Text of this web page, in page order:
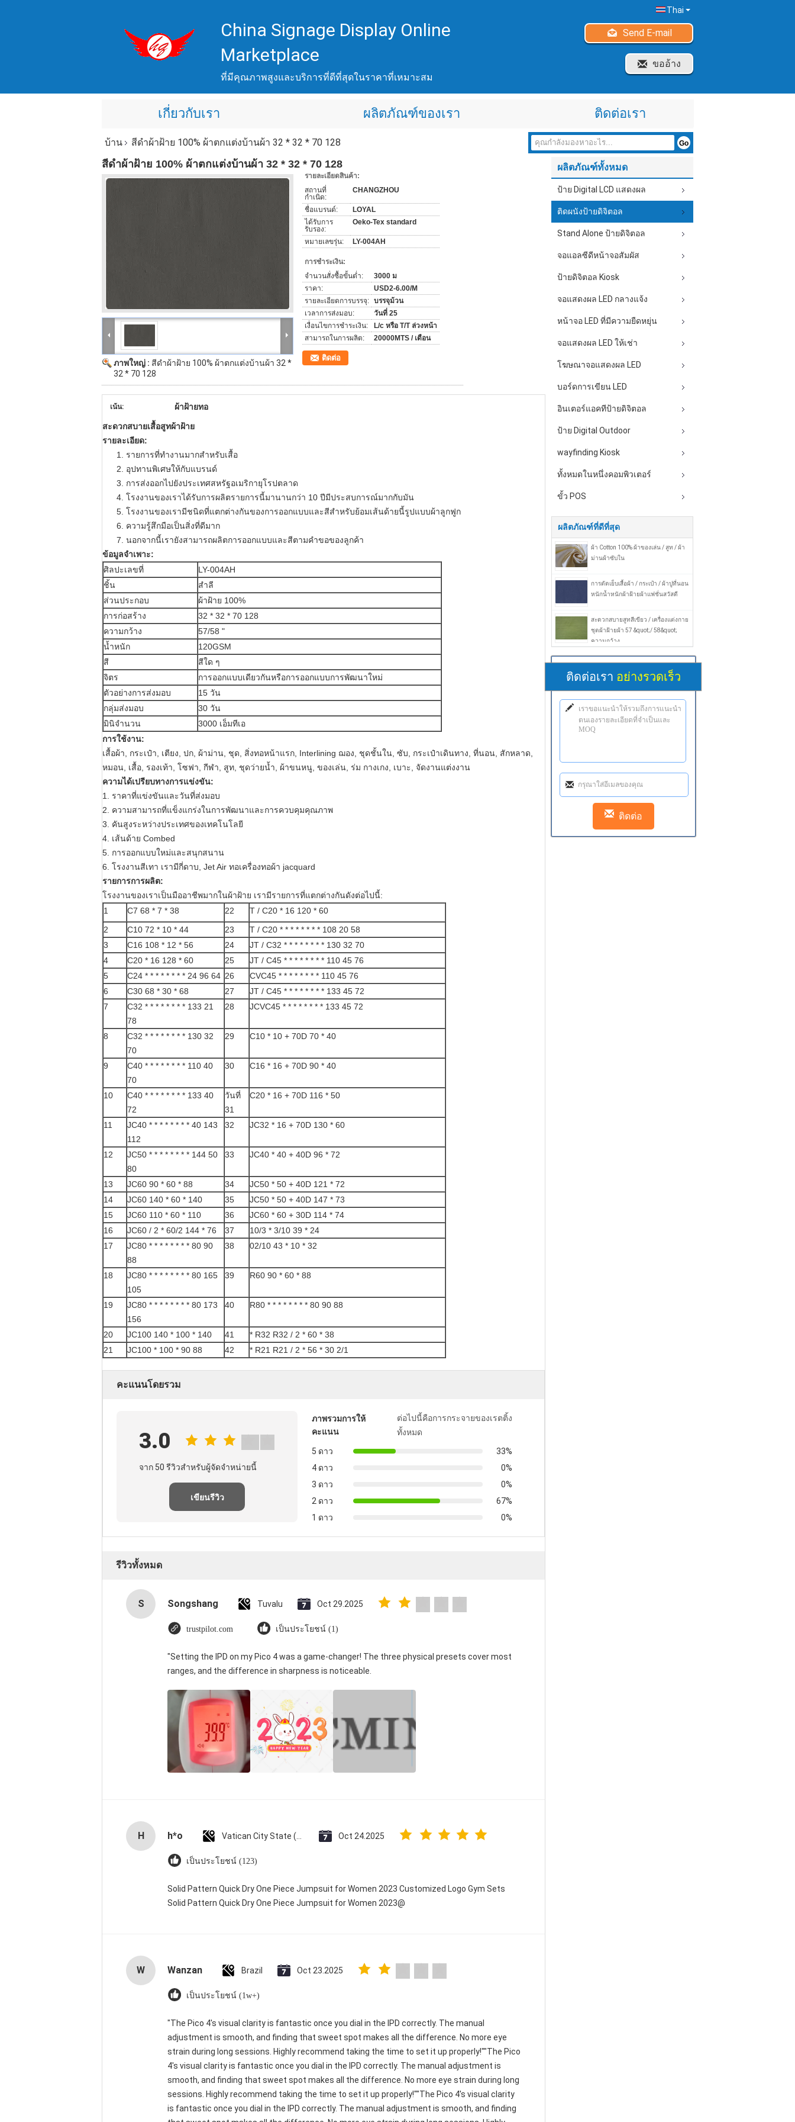
China Signage Display Online
Marketplace
ที่มีคุณภาพสูงและบริการที่ดีที่สุดในราคาที่เหมาะสม
Thai
Send E-mail
ขออ้าง
เกี่ยวกับเรา ผลิตภัณฑ์ของเรา ติดต่อเรา
บ้าน สีดำผ้าฝ้าย 100% ผ้าตกแต่งบ้านผ้า 32 * 32 * 70 128
สีดำผ้าฝ้าย 100% ผ้าตกแต่งบ้านผ้า 32 * 32 * 70 128
ภาพใหญ่ : สีดำผ้าฝ้าย 100% ผ้าตกแต่งบ้านผ้า 32 *
32 * 70 128
รายละเอียดสินค้า:
สถานที่
กำเนิด:
CHANGZHOU
ชื่อแบรนด์:
LOYAL
ได้รับการ
รับรอง:
Oeko-Tex standard
หมายเลขรุ่น: LY-004AH
การชำระเงิน:
จำนวนสั่งซื้อขั้นต่ำ:
3000 ม
ราคา:
USD2-6.00/M
รายละเอียดการบรรจุ: บรรจุม้วน
เวลาการส่งมอบ:
วันที่ 25
เงื่อนไขการชำระเงิน:
L/c หรือ T/T ล่วงหน้า
สามารถในการผลิต:
20000MTS / เดือน
ติดต่อ
เน้น: ผ้าฝ้ายทอ
สะดวกสบายเสื้อสูทผ้าฝ้าย
รายละเอียด:
1. รายการที่ทำงานมากสำหรับเสื้อ
2. อุปทานพิเศษให้กับแบรนด์
3. การส่งออกไปยังประเทศสหรัฐอเมริกายุโรปตลาด
4. โรงงานของเราได้รับการผลิตรายการนี้มานานกว่า 10 ปีมีประสบการณ์มากกับมัน
5. โรงงานของเรามีชนิดที่แตกต่างกันของการออกแบบและสีสำหรับย้อมเส้นด้ายนี้รูปแบบผ้าลูกฟูก
6. ความรู้สึกมือเป็นสิ่งที่ดีมาก
7. นอกจากนี้เรายังสามารถผลิตการออกแบบและสีตามคำขอของลูกค้า
ข้อมูลจำเพาะ:
ศิลปะเลขที่
LY-004AH
ชิ้น
สำลี
ส่วนประกอบ
ผ้าฝ้าย 100%
การก่อสร้าง
32 * 32 * 70 128
ความกว้าง
57/58 "
น้ำหนัก
120GSM
สี
สีใด ๆ
จิตร
การออกแบบเดียวกันหรือการออกแบบการพัฒนาใหม่
ตัวอย่างการส่งมอบ
15 วัน
กลุ่มส่งมอบ
30 วัน
มินิจำนวน
3000 เอ็มทีเอ
การใช้งาน:
เสื้อผ้า, กระเป๋า, เตียง, ปก, ผ้าม่าน, ชุด, สิ่งทอหน้าแรก, Interlining ฌอง, ชุดชั้นใน, ซับ, กระเป๋าเดินทาง, ที่นอน, สักหลาด,
หมอน, เสื้อ, รองเท้า, โซฟา, กีฬา, สูท, ชุดว่ายน้ำ, ผ้าขนหนู, ของเล่น, ร่ม กางเกง, เบาะ, จัดงานแต่งงาน
ความได้เปรียบทางการแข่งขัน:
1. ราคาที่แข่งขันและวันที่ส่งมอบ
2. ความสามารถที่แข็งแกร่งในการพัฒนาและการควบคุมคุณภาพ
3. คันสูงระหว่างประเทศของเทคโนโลยี
4. เส้นด้าย Combed
5. การออกแบบใหม่และสนุกสนาน
6. โรงงานสีเทา เรามีกี่ดาบ, Jet Air ทอเครื่องทอผ้า jacquard
รายการการผลิต:
โรงงานของเราเป็นมืออาชีพมากในผ้าฝ้าย เรามีรายการที่แตกต่างกันดังต่อไปนี้:
1
C7 68 * 7 * 38 22
T / C20 * 16 120 * 60
2
C10 72 * 10 * 44 23
T / C20 * * * * * * * * 108 20 58
3
C16 108 * 12 * 56 24
JT / C32 * * * * * * * * 130 32 70
4
C20 * 16 128 * 60 25
JT / C45 * * * * * * * * 110 45 76
5
C24 * * * * * * * * 24 96 64 26
CVC45 * * * * * * * * 110 45 76
6
C30 68 * 30 * 68 27
JT / C45 * * * * * * * * 133 45 72
7
C32 * * * * * * * * 133 21
78
28 JCVC45 * * * * * * * * 133 45 72
8
C32 * * * * * * * * 130 32
70
29 C10 * 10 + 70D 70 * 40
9
C40 * * * * * * * * 110 40
70
30 C16 * 16 + 70D 90 * 40
10
C40 * * * * * * * * 133 40
72
วันที่
31
C20 * 16 + 70D 116 * 50
11
JC40 * * * * * * * * 40 143
112
32 JC32 * 16 + 70D 130 * 60
12
JC50 * * * * * * * * 144 50
80
33 JC40 * 40 + 40D 96 * 72
13 JC60 90 * 60 * 88 34
JC50 * 50 + 40D 121 * 72
14
JC60 140 * 60 * 140 35
JC50 * 50 + 40D 147 * 73
15
JC60 110 * 60 * 110 36
JC60 * 60 + 30D 114 * 74
16
JC60 / 2 * 60/2 144 * 76 37
10/3 * 3/10 39 * 24
17
JC80 * * * * * * * * 80 90
88
38 02/10 43 * 10 * 32
18
JC80 * * * * * * * * 80 165
105
39 R60 90 * 60 * 88
19
JC80 * * * * * * * * 80 173
156
40 R80 * * * * * * * * 80 90 88
20 JC100 140 * 100 * 140 41
* R32 R32 / 2 * 60 * 38
21
JC100 * 100 * 90 88 42 * R21 R21 / 2 * 56 * 30 2/1
คะแนนโดยรวม
3.0
จาก 50 รีวิวสําหรับผู้จัดจําหน่ายนี้
เขียนรีวิว
ภาพรวมการให้
คะแนน
ต่อไปนี้คือการกระจายของเรตติ้ง
ทั้งหมด
5 ดาว
33%
4 ดาว
0%
3 ดาว
0%
2 ดาว
67%
1 ดาว
0%
รีวิวทั้งหมด
S Songshang Tuvalu Oct 29.2025
trustpilot.com เป็นประโยชน์ (1)
"Setting the IPD on my Pico 4 was a game-changer! The three physical presets cover most
ranges, and the difference in sharpness is noticeable.
H h*o Oct 24.2025
เป็นประโยชน์ (123)
Solid Pattern Quick Dry One Piece Jumpsuit for Women 2023 Customized Logo Gym Sets
Solid Pattern Quick Dry One Piece Jumpsuit for Women 2023@
W Wanzan Brazil Oct 23.2025
เป็นประโยชน์ (1w+)
"The Pico 4's visual clarity is fantastic once you dial in the IPD correctly. The manual
adjustment is smooth, and finding that sweet spot makes all the difference. No more eye
strain during long sessions. Highly recommend taking the time to set it up properly!""The Pico
4's visual clarity is fantastic once you dial in the IPD correctly. The manual adjustment is
smooth, and finding that sweet spot makes all the difference. No more eye strain during long
sessions. Highly recommend taking the time to set it up properly!""The Pico 4's visual clarity
is fantastic once you dial in the IPD correctly. The manual adjustment is smooth, and finding
ผลิตภัณฑ์ทั้งหมด
ป้าย Digital LCD แสดงผล
ติดผนังป้ายดิจิตอล
Stand Alone ป้ายดิจิตอล
จอแอลซีดีหน้าจอสัมผัส
ป้ายดิจิตอล Kiosk
จอแสดงผล LED กลางแจ้ง
หน้าจอ LED ที่มีความยืดหยุ่น
จอแสดงผล LED ให้เช่า
โฆษณาจอแสดงผล LED
บอร์ดการเขียน LED
อินเตอร์แอคทีป้ายดิจิตอล
ป้าย Digital Outdoor
wayfinding Kiosk
ทั้งหมดในหนึ่งคอมพิวเตอร์
ขั้ว POS
ผลิตภัณฑ์ที่ดีที่สุด
ผ้า Cotton 100% ผ้าของเล่น / สูท / ผ้า
ม่านผ้าซับใน
การตัดเย็บเสื้อผ้า / กระเป๋า / ผ้าปูที่นอน
หนักน้ำหนักผ้าฝ้ายผ้าแฟชั่นสวัสดี
สะดวกสบายสูทสีเขียว / เครื่องแต่งกาย
ชุดผ้าฝ้ายผ้า 57 &quot;/ 58&quot;
ความกว้าง
ติดต่อเรา อย่างรวดเร็ว